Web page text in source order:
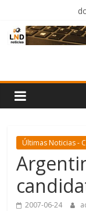
contenido
Últimas Noticias -
2007-06-24